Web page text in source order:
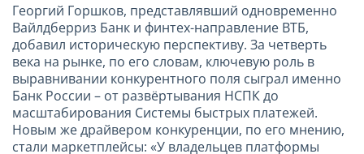
Георгий Горшков, представлявший одновременно
Вайлдберриз Банк и финтех-направление ВТБ,
добавил историческую перспективу. За четверть
века на рынке, по его словам, ключевую роль в
выравнивании конкурентного поля сыграл именно
Банк России – от развёртывания НСПК до
масштабирования Системы быстрых платежей.
Новым же драйвером конкуренции, по его мнению,
стали маркетплейсы: «У владельцев платформы